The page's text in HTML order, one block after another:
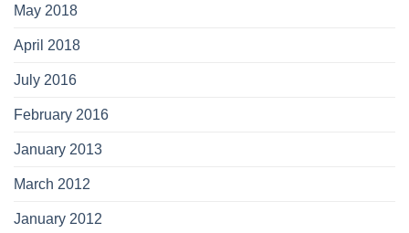
May 2018
April 2018
July 2016
February 2016
January 2013
March 2012
January 2012